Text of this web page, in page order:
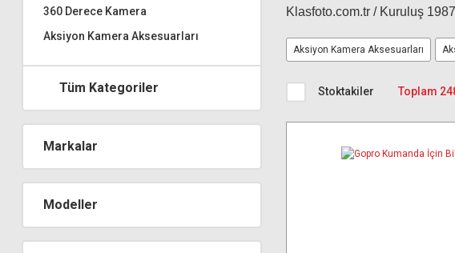
360 Derece Kamera
Aksiyon Kamera Aksesuarları
Tüm Kategoriler
Markalar
Modeller
Klasfoto.com.tr / Kuruluş 1987
Aksiyon Kamera Aksesuarları
Stoktakiler Toplam